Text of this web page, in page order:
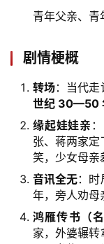
儿
乐
题
更
青年父亲、
剧情梗概
转场：当代
世纪 30—50
缘起娃娃亲
张、蒋两家
笑，少女母亲
音讯全无：
年，旁人劝母
鸿雁传书（名
家，外婆辗